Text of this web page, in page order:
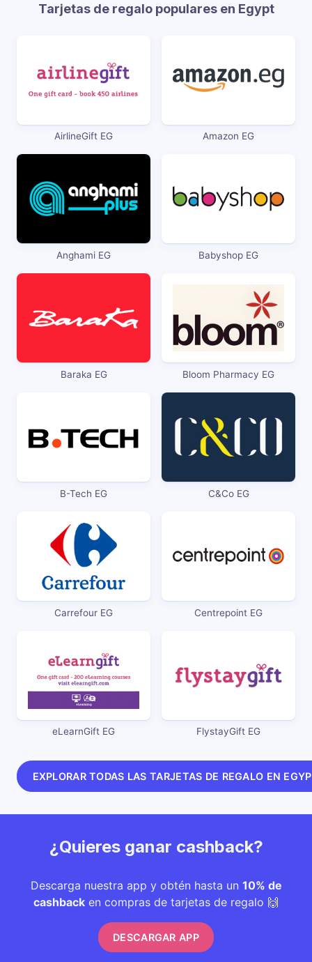
Tarjetas de regalo populares en Egypt
AirlineGift EG Amazon EG
Anghami EG Babyshop EG
Baraka EG Bloom Pharmacy EG
B-Tech EG C&Co EG
Carrefour EG Centrepoint EG
eLearnGift EG FlystayGift EG
EXPLORAR TODAS LAS TARJETAS DE REGALO EN
¿Quieres ganar cashback?
Descarga nuestra app y obtén hasta un 10% de
cashback en compras de tarjetas de regalo 🙌
DESCARGAR APP